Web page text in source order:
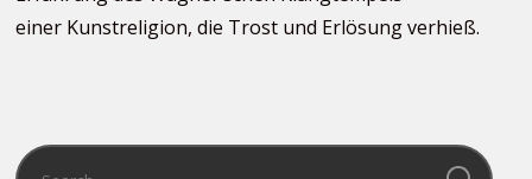
einer Kunstreligion, die Trost und Erlösung verhieß.